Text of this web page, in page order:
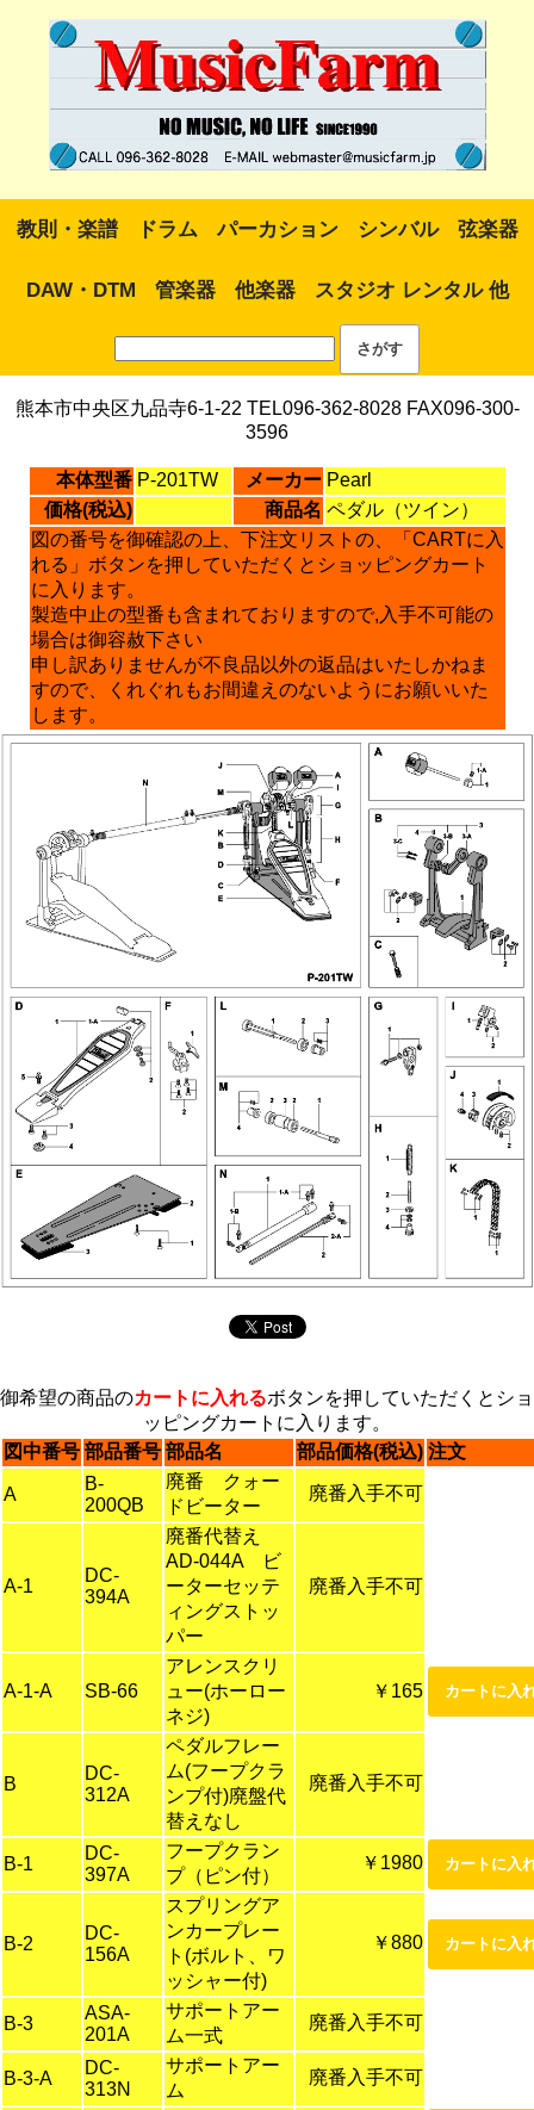
教則・楽譜 ドラム パーカション シンバル 弦楽器
DAW・DTM 管楽器 他楽器 スタジオ レンタル 他
熊本市中央区九品寺6-1-22 TEL096-362-8028 FAX096-300-
3596
本体型番 P-201TW メーカー Pearl
価格(税込)
商品名 ペダル（ツイン）
図の番号を御確認の上、下注文リストの、「CARTに入
れる」ボタンを押していただくとショッピングカート
に入ります。
製造中止の型番も含まれておりますので,入手不可能の
場合は御容赦下さい
申し訳ありませんが不良品以外の返品はいたしかねま
すので、くれぐれもお間違えのないようにお願いいた
します。
御希望の商品のカートに入れるボタンを押していただくとショ
ッピングカートに入ります。
図中番号 部品番号 部品名 部品価格(税込) 注文
A
B-
200QB
廃番 クォー
ドビーター
廃番入手不可
A-1
DC-
394A
廃番代替え
AD-044A ビ
ーターセッテ
ィングストッ
パー
廃番入手不可
A-1-A SB-66
アレンスクリ
ュー(ホーロー
ネジ)
￥165
B
DC-
312A
ペダルフレー
ム(フープクラ
ンプ付)廃盤代
替えなし
廃番入手不可
B-1
DC-
397A
フープクラン
プ（ピン付）
￥1980
B-2
DC-
156A
スプリングア
ンカープレー
ト(ボルト、ワ
ッシャー付)
￥880
B-3
ASA-
201A
サポートアー
ム一式
廃番入手不可
B-3-A
DC-
313N
サポートアー
ム
廃番入手不可